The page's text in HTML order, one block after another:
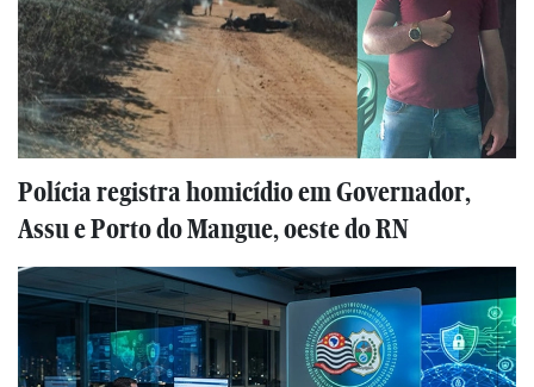
Polícia registra homicídio em Governador,
Assu e Porto do Mangue, oeste do RN